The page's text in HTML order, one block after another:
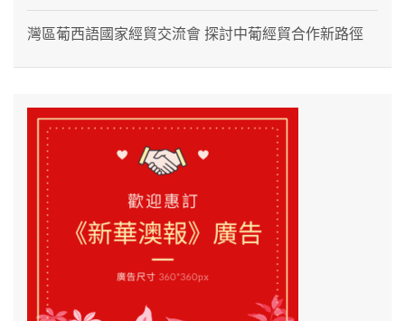
灣區葡西語國家經貿交流會 探討中葡經貿合作新路徑